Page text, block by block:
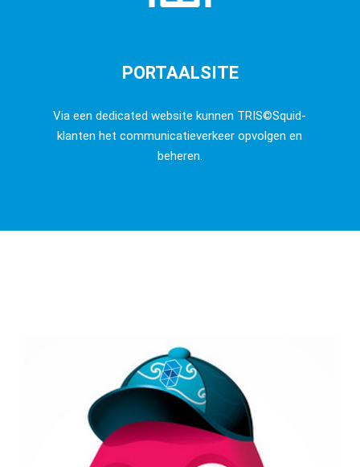
PORTAALSITE
Via een dedicated website kunnen TRIS©Squid-
klanten het communicatieverkeer opvolgen en
beheren.